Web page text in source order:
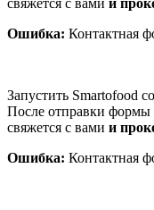
Ошибка: Контактная
Запустить Smartofood
После отправки формы
свяжется с вами и
Ошибка: Контактная